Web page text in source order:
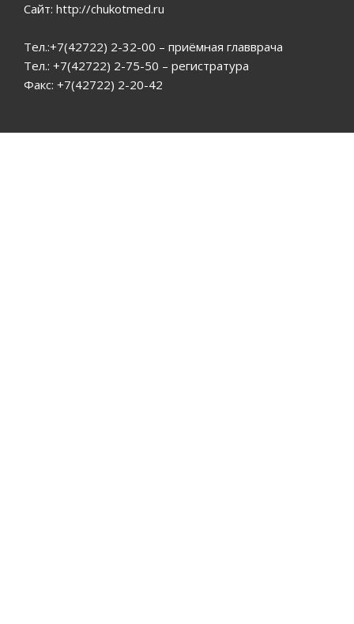
Сайт: http://chukotmed.ru
Тел.:+7(42722) 2-32-00 – приёмная главврача
Тел.: +7(42722) 2-75-50 – регистратура
Факс: +7(42722) 2-20-42